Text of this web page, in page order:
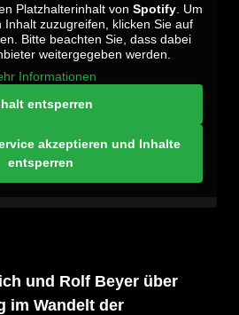
Platzhalterinhalt von Spotify . Um
Inhalt zuzugreifen, klicken Sie auf
Bitte beachten Sie, dass dabei
weitergegeben werden.
Informationen
entsperren
akzeptieren und Inhalte
entsperren
und Rolf Beyer über
im Wandelt der